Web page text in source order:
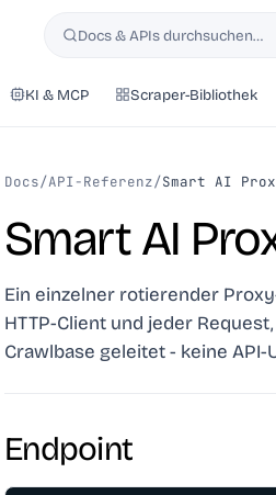
Suchen
Docs & APIs durchsuchen…
KI & MCP Scraper-Bibliothek
Docs/API-Referenz/Smart AI
Smart AI
Ein einzelner rotierender
HTTP-Client und jeder
Crawlbase geleitet - keine
Endpoint